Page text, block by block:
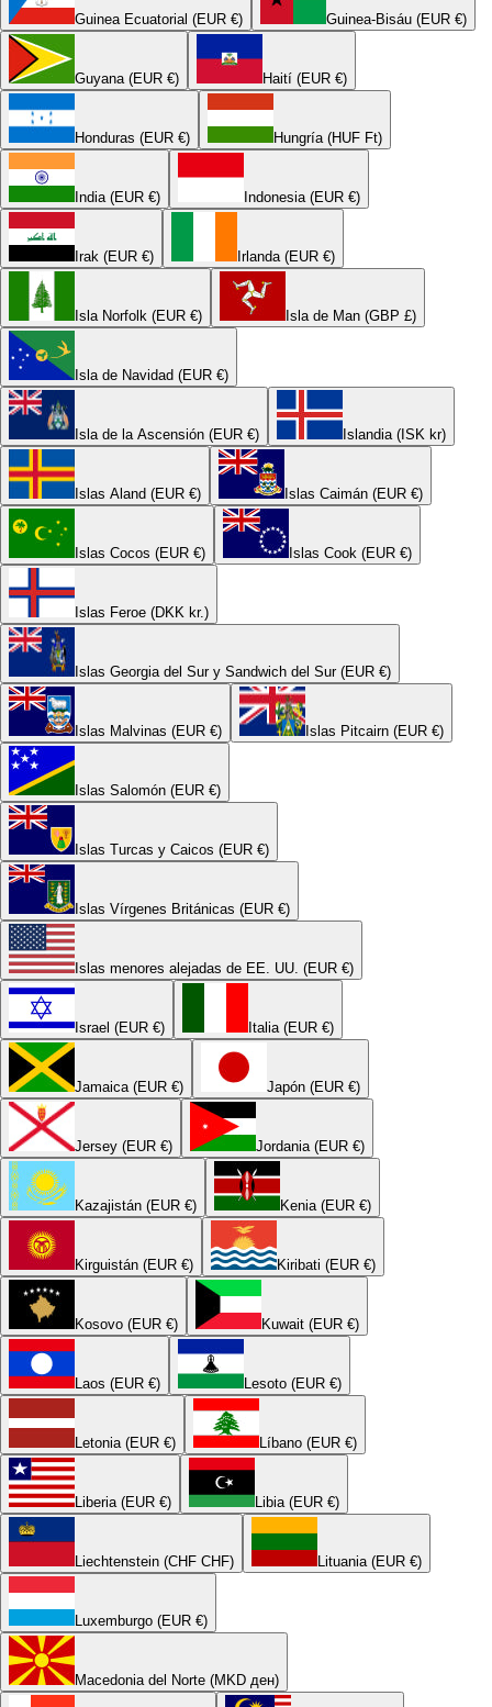
Guinea Ecuatorial (EUR €) Guinea-Bisáu (EUR €)
Guyana (EUR €) Haití (EUR €)
Honduras (EUR €) Hungría (HUF Ft)
India (EUR €) Indonesia (EUR €)
Irak (EUR €) Irlanda (EUR €)
Isla Norfolk (EUR €) Isla de Man (GBP £)
Isla de Navidad (EUR €)
Isla de la Ascensión (EUR €) Islandia (ISK kr)
Islas Aland (EUR €) Islas Caimán (EUR €)
Islas Cocos (EUR €) Islas Cook (EUR €)
Islas Feroe (DKK kr.)
Islas Georgia del Sur y Sandwich del Sur (EUR €)
Islas Malvinas (EUR €) Islas Pitcairn (EUR €)
Islas Salomón (EUR €)
Islas Turcas y Caicos (EUR €)
Islas Vírgenes Británicas (EUR €)
Islas menores alejadas de EE. UU. (EUR €)
Israel (EUR €) Italia (EUR €)
Jamaica (EUR €) Japón (EUR €)
Jersey (EUR €) Jordania (EUR €)
Kazajistán (EUR €) Kenia (EUR €)
Kirguistán (EUR €) Kiribati (EUR €)
Kosovo (EUR €) Kuwait (EUR €)
Laos (EUR €) Lesoto (EUR €)
Letonia (EUR €) Líbano (EUR €)
Liberia (EUR €) Libia (EUR €)
Liechtenstein (CHF CHF) Lituania (EUR €)
Luxemburgo (EUR €)
Macedonia del Norte (MKD ден)